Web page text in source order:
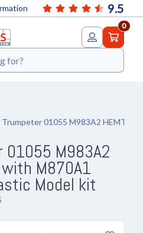
9.5
0
Trumpeter 01055 M983A2 HEMTT
M983A2
M870A1
Model kit